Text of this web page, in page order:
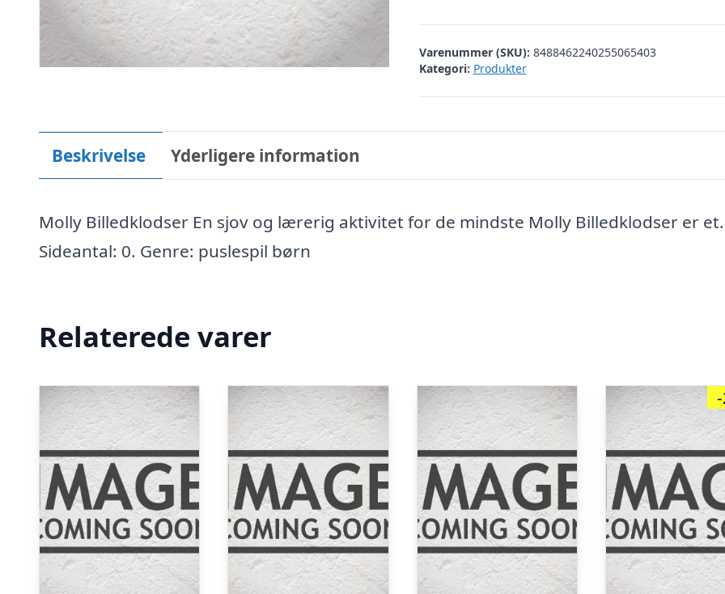
Varenummer (SKU): 8488462240255065403
Kategori: Produkter
Beskrivelse Yderligere information
Molly Billedklodser En sjov og lærerig aktivitet for de mindste Molly Billedklodser er
Sideantal: 0. Genre: puslespil børn
Relaterede varer